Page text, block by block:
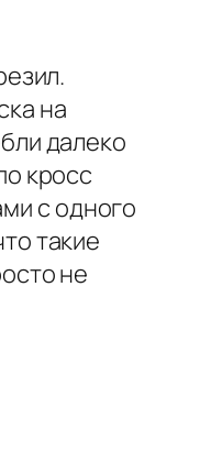
на
далеко
кросс
с одного
такие
не